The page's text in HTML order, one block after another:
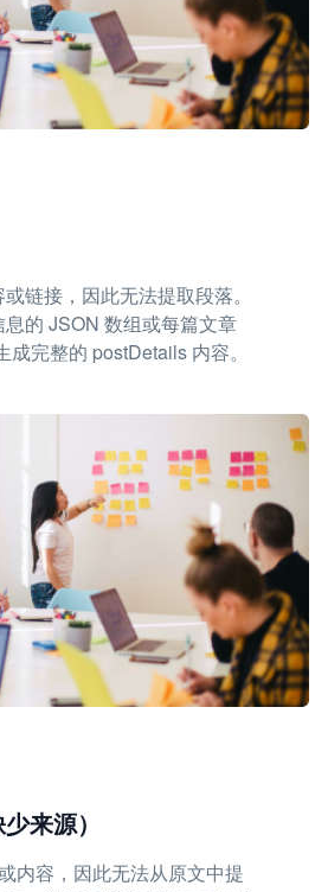
链接，因此无法提取段落。
的 JSON 数组或每篇文章
完整的 postDetails 内容。
来源）
内容，因此无法从原文中提